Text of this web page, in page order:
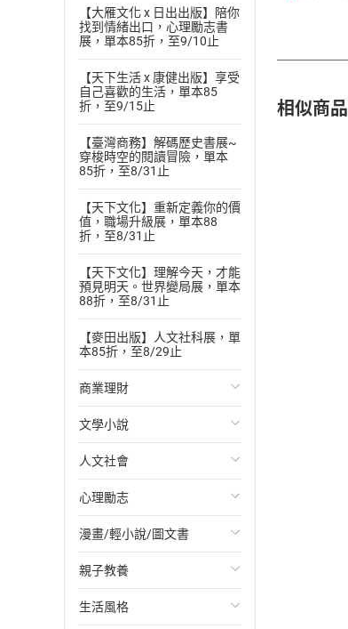
【大雁文化 x 日出出版】陪你
找到情緒出口，心理勵志書
展，單本85折，至9/10止
【天下生活 x 康健出版】享受
自己喜歡的生活，單本85
折，至9/15止
【臺灣商務】解碼歷史書展~
穿梭時空的閱讀冒險，單本
85折，至8/31止
【天下文化】重新定義你的價
值，職場升級展，單本88
折，至8/31止
【天下文化】理解今天，才能
預見明天。世界變局展，單本
88折，至8/31止
【麥田出版】人文社科展，單
本85折，至8/29止
商業理財
投資理財
經濟/趨勢
財務/金融
管理/領導
職場工作術
成功法
文學小說
歐美文學
日本文學
韓國文學
華文文學
經典文學
人文社會
國際關係
政治
社會科學
台灣/中國歷史
心理勵志
心靈成長/情緒
人際關係
兩性關係
漫畫/輕小說/圖文書
輕小說
奇幻/科幻
親子教養
教育現場
生活風格
相似商品